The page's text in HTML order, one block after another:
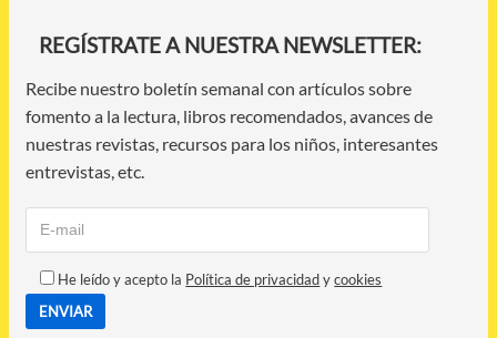
REGÍSTRATE A NUESTRA NEWSLETTER:
Recibe nuestro boletín semanal con artículos sobre
fomento a la lectura, libros recomendados, avances de
nuestras revistas, recursos para los niños, interesantes
entrevistas, etc.
He leído y acepto la Política de privacidadycookies